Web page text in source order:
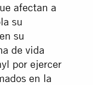
afectan a
su
su
de vida
por ejercer
en la